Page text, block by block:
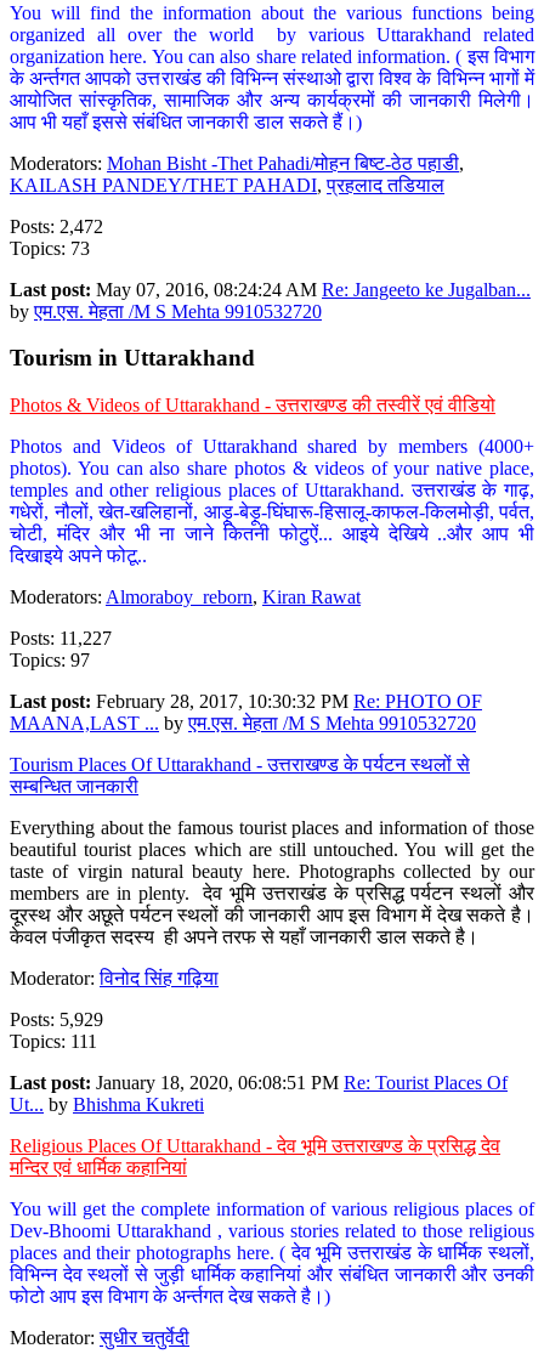
You will find the information about the various functions being
organized all over the world by various Uttarakhand related
organization here. You can also share related information. ( इस विभाग
के अर्न्तगत आपको उत्तराखंड की विभिन्न संस्थाओ द्वारा विश्व के विभिन्न भागों में
आयोजित सांस्कृतिक, सामाजिक और अन्य कार्यक्रमों की जानकारी मिलेगी।
आप भी यहाँ इससे संबंधित जानकारी डाल सकते हैं।)
Moderators: Mohan Bisht -Thet Pahadi/मोहन बिष्ट-ठेठ पहाडी,
KAILASH PANDEY/THET PAHADI,प्रहलाद तडियाल
Posts: 2,472
Topics: 73
Last post: May 07, 2016, 08:24:24 AM Re: Jangeeto ke Jugalban...
byएम.एस. मेहता /M S Mehta 9910532720
Tourism in Uttarakhand
Photos & Videos of Uttarakhand - उत्तराखण्ड की तस्वीरें एवं वीडियो
Photos and Videos of Uttarakhand shared by members (4000+
photos). You can also share photos & videos of your native place,
temples and other religious places of Uttarakhand. उत्तराखंड के गाढ़,
गधेरों, नौलों, खेत-खलिहानों, आड़ू-बेड़ू-घिंघारू-हिसालू-काफल-किलमोड़ी, पर्वत,
चोटी, मंदिर और भी ना जाने कितनी फोटुऐं... आइये देखिये ..और आप भी
दिखाइये अपने फोटू..
Moderators: Almoraboy_reborn, Kiran Rawat
Posts: 11,227
Topics: 97
Last post: February 28, 2017, 10:30:32 PM Re: PHOTO OF
MAANA,LAST ... byएम.एस. मेहता /M S Mehta 9910532720
Tourism Places Of Uttarakhand - उत्तराखण्ड के पर्यटन स्थलों से
सम्बन्धित जानकारी
Everything about the famous tourist places and information of those
beautiful tourist places which are still untouched. You will get the
taste of virgin natural beauty here. Photographs collected by our
members are in plenty. देव भूमि उत्तराखंड के प्रसिद्ध पर्यटन स्थलों और
दूरस्थ और अछूते पर्यटन स्थलों की जानकारी आप इस विभाग में देख सकते है।
केवल पंजीकृत सदस्य ही अपने तरफ से यहाँ जानकारी डाल सकते है।
Moderator:विनोद सिंह गढ़िया
Posts: 5,929
Topics: 111
Last post: January 18, 2020, 06:08:51 PM Re: Tourist Places Of
Ut... by Bhishma Kukreti
Religious Places Of Uttarakhand - देव भूमि उत्तराखण्ड के प्रसिद्ध देव
मन्दिर एवं धार्मिक कहानियां
You will get the complete information of various religious places of
Dev-Bhoomi Uttarakhand , various stories related to those religious
places and their photographs here. ( देव भूमि उत्तराखंड के धार्मिक स्थलों,
विभिन्न देव स्थलों से जुड़ी धार्मिक कहानियां और संबंधित जानकारी और उनकी
फोटो आप इस विभाग के अर्न्तगत देख सकते है।)
Moderator:सुधीर चतुर्वेदी